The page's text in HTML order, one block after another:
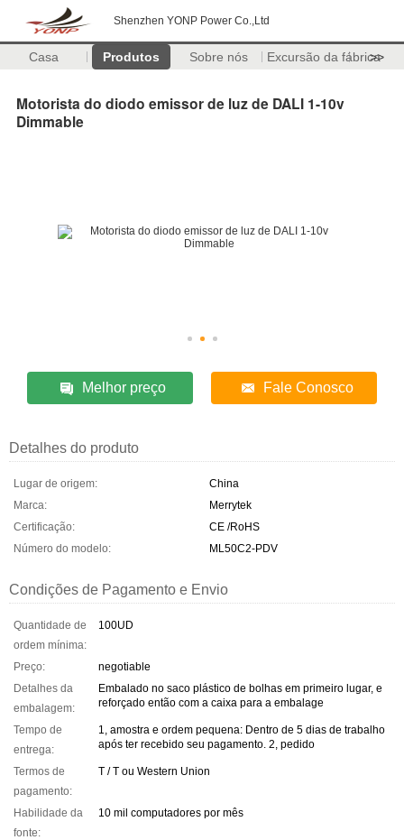
Shenzhen YONP Power Co.,Ltd
Casa Produtos Sobre nós Excursão da fábrica
>>
Motorista do diodo emissor de luz de DALI 1-10v
Dimmable
Melhor preço Fale Conosco
Detalhes do produto
Lugar de origem:
China
Marca:
Merrytek
Certificação:
CE /RoHS
Número do modelo:
ML50C2-PDV
Condições de Pagamento e Envio
Quantidade de
ordem mínima:
100UD
Preço:
negotiable
Detalhes da
embalagem:
Embalado no saco plástico de bolhas em primeiro lugar, e
reforçado então com a caixa para a embalage
Tempo de
entrega:
1, amostra e ordem pequena: Dentro de 5 dias de trabalho
após ter recebido seu pagamento. 2, pedido
Termos de
pagamento:
T / T ou Western Union
Habilidade da
fonte:
10 mil computadores por mês